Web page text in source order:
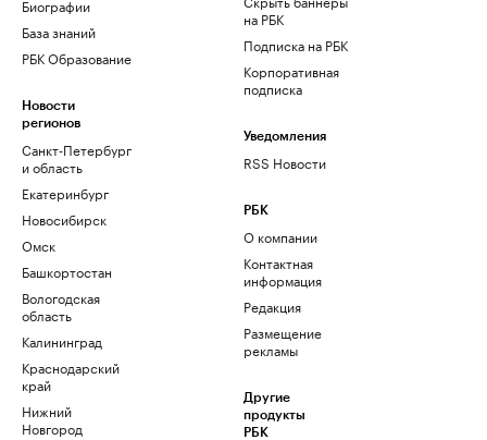
Биографии
База знаний
РБК Образование
Новости
регионов
Санкт-Петербург
и область
Екатеринбург
Новосибирск
Омск
Башкортостан
Вологодская
область
Калининград
Краснодарский
край
Нижний
Новгород
на РБК
Подписка на РБК
Корпоративная
подписка
Уведомления
RSS Новости
РБК
О компании
Контактная
информация
Редакция
Размещение
рекламы
Другие
продукты
РБК